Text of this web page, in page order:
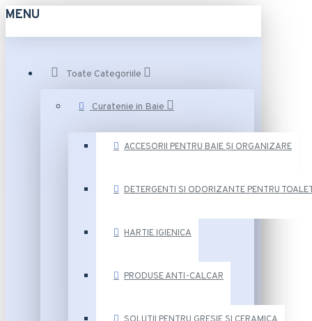
MENU
Toate Categoriile
Curatenie in Baie
ACCESORII PENTRU BAIE ȘI ORGANIZARE
DETERGENTI SI ODORIZANTE PENTRU
HARTIE IGIENICA
PRODUSE ANTI-CALCAR